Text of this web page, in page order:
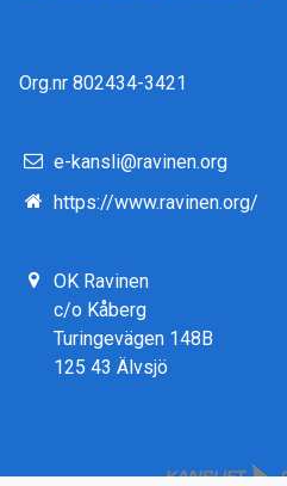
Org.nr 802434-3421
e-kansli@ravinen.org
https://www.ravinen.org/
OK Ravinen
c/o Kåberg
Turingevägen 148B
125 43 Älvsjö